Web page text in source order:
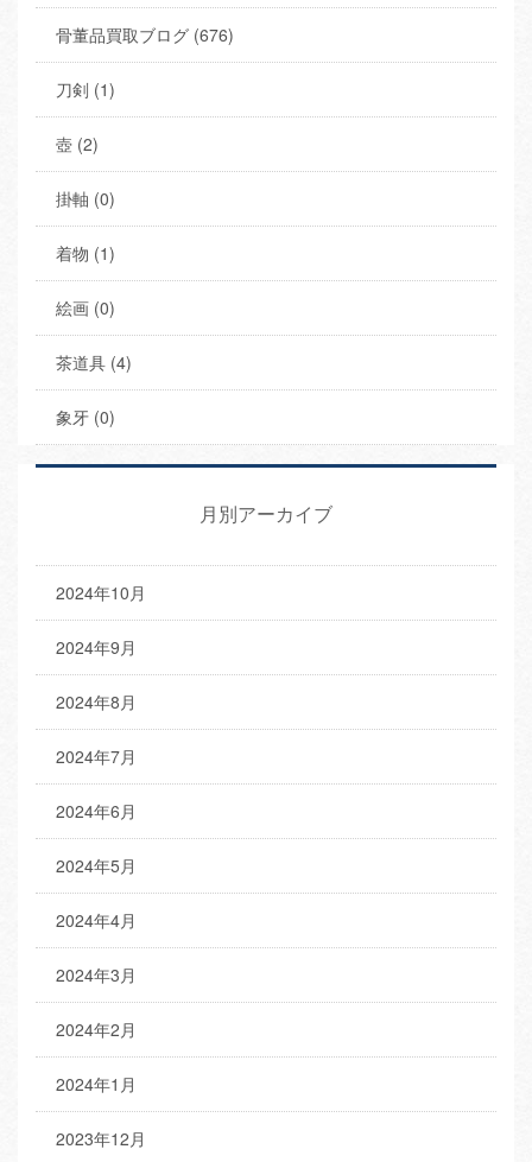
骨董品買取ブログ (676)
刀剣 (1)
壺 (2)
掛軸 (0)
着物 (1)
絵画 (0)
茶道具 (4)
象牙 (0)
月別アーカイブ
2024年10月
2024年9月
2024年8月
2024年7月
2024年6月
2024年5月
2024年4月
2024年3月
2024年2月
2024年1月
2023年12月